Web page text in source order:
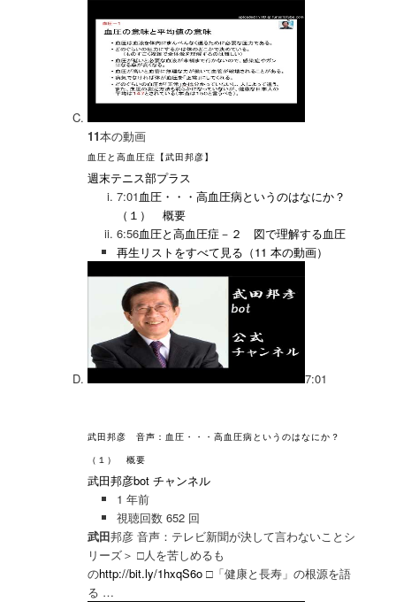
11本の動画
血圧と高血圧症【武田邦彦】
週末テニス部プラス
7:01血圧・・・高血圧病というのはなにか？
（１） 概要
6:56血圧と高血圧症－２ 図で理解する血圧
再生リストをすべて見る（11 本の動画）
7:01
武田邦彦 音声：血圧・・・高血圧病というのはなにか？
（１） 概要
武田邦彦bot チャンネル
1 年前
視聴回数 652 回
武田邦彦 音声：テレビ新聞が決して言わないことシ
リーズ＞ □人を苦しめるも
のhttp://bit.ly/1hxqS6o □「健康と長寿」の根源を語
る …